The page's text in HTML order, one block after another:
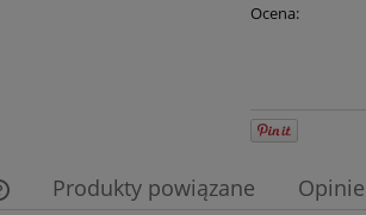
Ocena:
Produkty powiązane